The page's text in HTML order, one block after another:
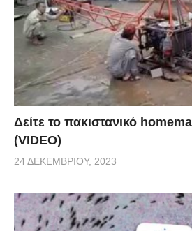
Δείτε το πακιστανικό
(VIDEO)
24 ΔΕΚΕΜΒΡΊΟΥ, 2023